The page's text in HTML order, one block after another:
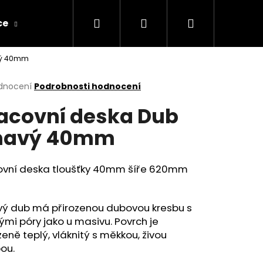
Obchodní podmínky Kontakty
Hledat PřihlášeníNákupní
40mm
Podrobnosti hodnocení
deska Dub
40mm
deska tloušťky 40mm šíře 620mm
dub má přirozenou dubovou kresbu s
póry jako u masivu. Povrch je
teplý, vláknitý s měkkou, živou
Následující